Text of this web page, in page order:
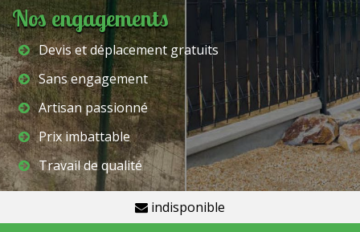
Nos engagements
Devis et déplacement gratuits
Sans engagement
Artisan passionné
Prix imbattable
Travail de qualité
indisponible